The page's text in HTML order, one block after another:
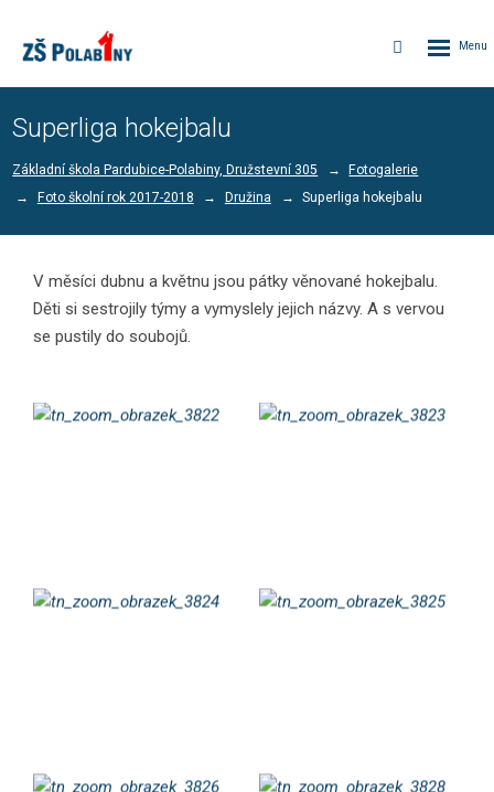
Vyhledávání
Superliga hokejbalu
Základní škola Pardubice-Polabiny, Družstevní 305
Fotogalerie
Foto školní rok 2017-2018
Družina Superliga hokejbalu
V měsíci dubnu a květnu jsou pátky věnované hokejbalu.
Děti si sestrojily týmy a vymyslely jejich názvy. A s vervou
se pustily do soubojů.